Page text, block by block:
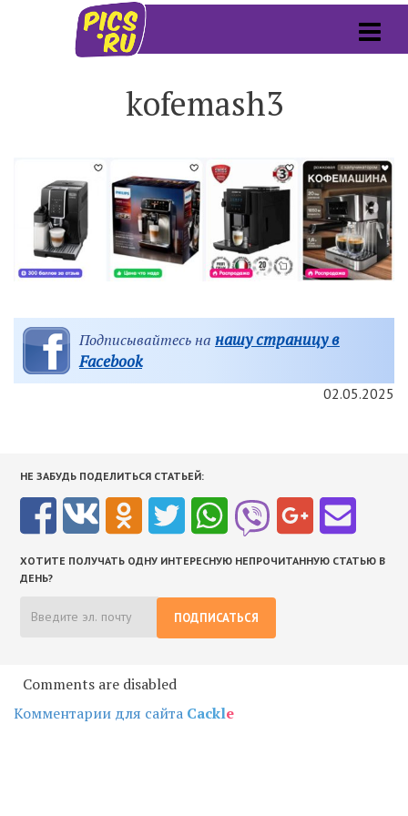
kofemash3
Подписывайтесь на нашу страницу в
Facebook
02.05.2025
НЕ ЗАБУДЬ ПОДЕЛИТЬСЯ СТАТЬЕЙ:
ХОТИТЕ ПОЛУЧАТЬ ОДНУ ИНТЕРЕСНУЮ НЕПРОЧИТАННУЮ СТАТЬЮ В
ДЕНЬ?
ПОДПИСАТЬСЯ
Comments are disabled
Комментарии для сайта Cackle